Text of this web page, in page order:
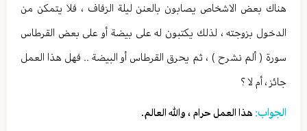
هناك بعض الاشخاص يصابون بالعنن ليلة الزفاف ، فلا يتمكن من
الدخول بزوجته ، لذلك يكتبون له على بيضة أو على بعض القرطاس
سورة ( ألم نشرح ) ، ثم يحرق القرطاس أو البيضة .. فهل هذا العمل
جائز ، أم لا ؟
الجواب: هذا العمل حرام ، والله العالم.